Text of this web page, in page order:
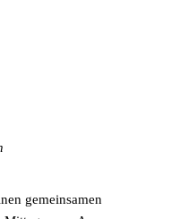
gemeinsamen